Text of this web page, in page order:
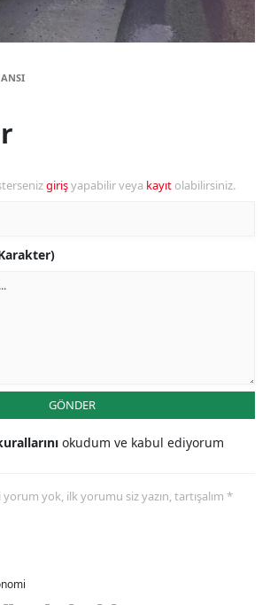
girişyapabilir veya kayıt olabilirsiniz.
GÖNDER
okudum ve kabul ediyorum
yok, ilk yorumu siz yazın, tartışalım *